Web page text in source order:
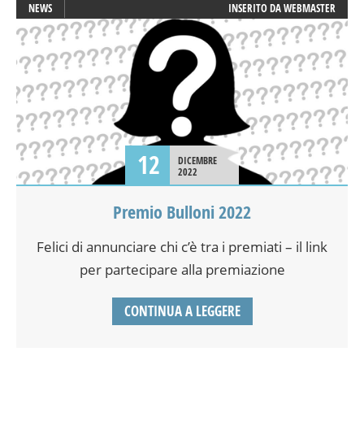
NEWS INSERITO DAWEBMASTER
12
DICEMBRE
2022
Premio Bulloni 2022
Felici di annunciare chi c’è tra i premiati – il link
per partecipare alla premiazione
CONTINUA A LEGGERE